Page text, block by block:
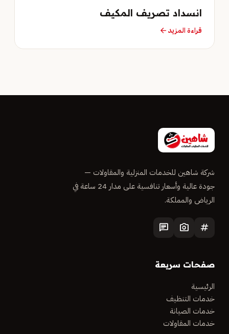
انسداد تصريف المكيف
قراءة المزيدarrow_forward
شركة شاهين للخدمات المنزلية والمقاولات —
جودة عالية وأسعار تنافسية على مدار 24 ساعة في
الرياض والمملكة.
tag
photo_camera
chat
صفحات سريعة
الرئيسية
خدمات التنظيف
خدمات الصيانة
خدمات المقاولات